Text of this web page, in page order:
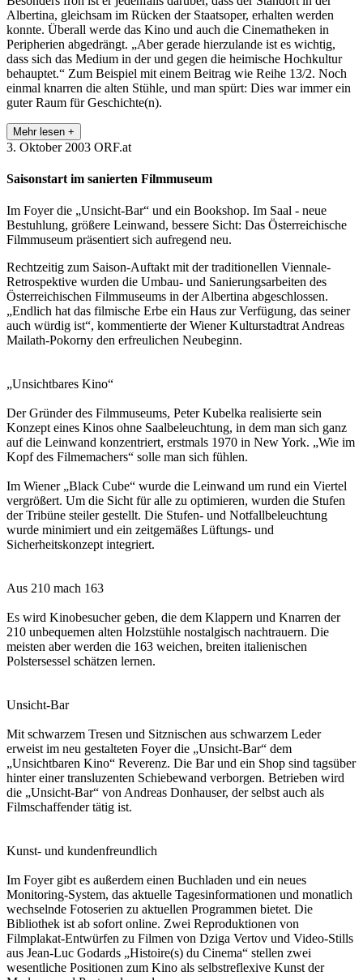
Albertina, gleichsam im Rücken der Staatsoper, erhalten werden
konnte. Überall werde das Kino und auch die Cinematheken in
Peripherien abgedrängt. „Aber gerade hierzulande ist es wichtig,
dass sich das Medium in der und gegen die heimische Hochkultur
behauptet.“ Zum Beispiel mit einem Beitrag wie Reihe 13/2. Noch
einmal knarren die alten Stühle, und man spürt: Dies war immer ein
guter Raum für Geschichte(n).
Mehr lesen +
3. Oktober 2003 ORF.at
Saisonstart im sanierten Filmmuseum
Im Foyer die „Unsicht-Bar“ und ein Bookshop. Im Saal - neue
Bestuhlung, größere Leinwand, bessere Sicht: Das Österreichische
Filmmuseum präsentiert sich aufregend neu.
Rechtzeitig zum Saison-Auftakt mit der traditionellen Viennale-
Retrospektive wurden die Umbau- und Sanierungsarbeiten des
Österreichischen Filmmuseums in der Albertina abgeschlossen.
„Endlich hat das filmische Erbe ein Haus zur Verfügung, das seiner
auch würdig ist“, kommentierte der Wiener Kulturstadtrat Andreas
Mailath-Pokorny den erfreulichen Neubeginn.
„Unsichtbares Kino“
Der Gründer des Filmmuseums, Peter Kubelka realisierte sein
Konzept eines Kinos ohne Saalbeleuchtung, in dem man sich ganz
auf die Leinwand konzentriert, erstmals 1970 in New York. „Wie im
Kopf des Filmemachers“ solle man sich fühlen.
Im Wiener „Black Cube“ wurde die Leinwand um rund ein Viertel
vergrößert. Um die Sicht für alle zu optimieren, wurden die Stufen
der Tribüne steiler gestellt. Die Stufen- und Notfallbeleuchtung
wurde minimiert und ein zeitgemäßes Lüftungs- und
Sicherheitskonzept integriert.
Aus 210 mach 163
Es wird Kinobesucher geben, die dem Klappern und Knarren der
210 unbequemen alten Holzstühle nostalgisch nachtrauern. Die
meisten aber werden die 163 weichen, breiten italienischen
Polstersessel schätzen lernen.
Unsicht-Bar
Mit schwarzem Tresen und Sitznischen aus schwarzem Leder
erweist im neu gestalteten Foyer die „Unsicht-Bar“ dem
„Unsichtbaren Kino“ Reverenz. Die Bar und ein Shop sind tagsüber
hinter einer transluzenten Schiebewand verborgen. Betrieben wird
die „Unsicht-Bar“ von Andreas Donhauser, der selbst auch als
Filmschaffender tätig ist.
Kunst- und kundenfreundlich
Im Foyer gibt es außerdem einen Buchladen und ein neues
Monitoring-System, das aktuelle Tagesinformationen und monatlich
wechselnde Fotoserien zu aktuellen Programmen bietet. Die
Bibliothek ist ab sofort online. Zwei Reproduktionen von
Filmplakat-Entwürfen zu Filmen von Dziga Vertov und Video-Stills
aus Jean-Luc Godards „Histoire(s) du Cinema“ stellen zwei
wesentliche Positionen zum Kino als selbstreflexive Kunst der